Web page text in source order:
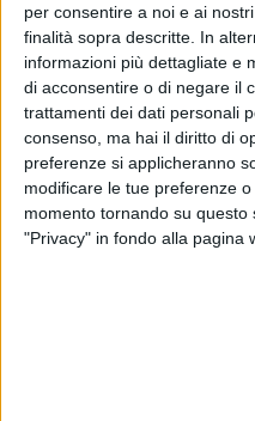
per consentire a noi e ai
finalità sopra descritte. In
informazioni più dettagliate e
di acconsentire o di negare il
trattamenti dei dati personali
consenso, ma hai il diritto di
preferenze si applicheranno
modificare le tue preferenze
momento tornando su
"Privacy" in fondo alla pagina
La Diaz ha esordito nel
con un pareggio per 3-3
ospite ha avuto un alta
tempo della partita, mentre
riequilibrato dando spazio
biscegliese. Per la squadra
Sergio De Cillis e Davide
Il prossimo impegno della